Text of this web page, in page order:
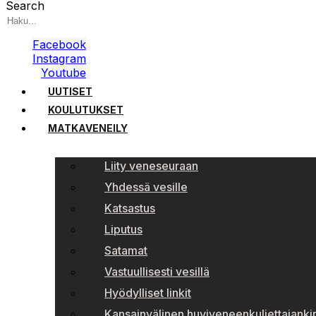
Search
Facebook
Instagram
Youtube
UUTISET
KOULUTUKSET
MATKAVENEILY
Liity veneseuraan
Yhdessä vesille
Katsastus
Liputus
Satamat
Vastuullisesti vesillä
Hyödylliset linkit